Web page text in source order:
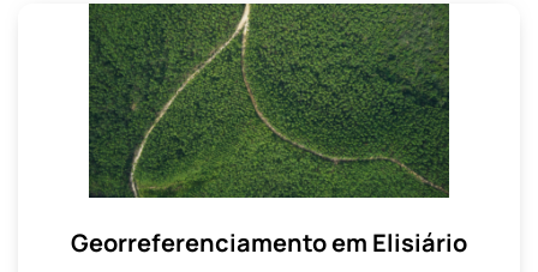
Georreferenciamento em Elisiário